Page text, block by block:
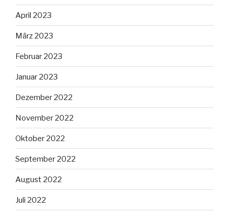
April 2023
März 2023
Februar 2023
Januar 2023
Dezember 2022
November 2022
Oktober 2022
September 2022
August 2022
Juli 2022